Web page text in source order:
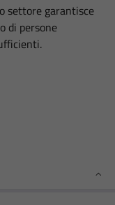
settore garantisce
di persone